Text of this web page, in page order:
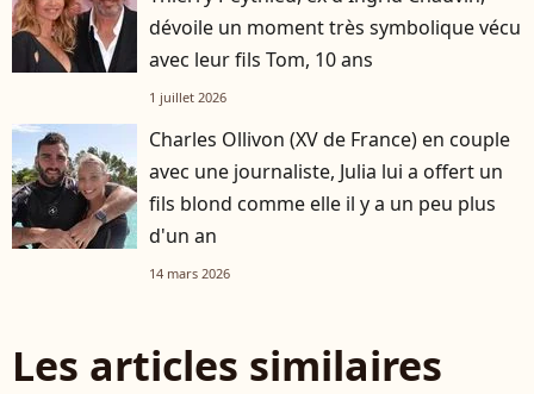
dévoile un moment très symbolique vécu
avec leur fils Tom, 10 ans
1 juillet 2026
Charles Ollivon (XV de France) en couple
avec une journaliste, Julia lui a offert un
fils blond comme elle il y a un peu plus
d'un an
14 mars 2026
Les articles similaires